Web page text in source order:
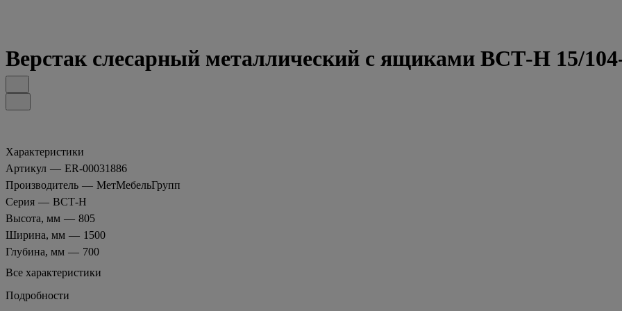
Верстак слесарный металлический с ящиками ВСТ-Н 15/
Характеристики
Артикул — ER-00031886
Производитель — МетМебельГрупп
Серия — ВСТ-Н
Высота, мм — 805
Ширина, мм — 1500
Глубина, мм — 700
Все характеристики
Подробности